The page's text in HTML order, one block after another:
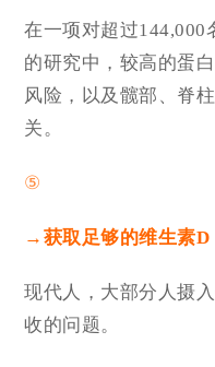
在一项对超过144,000
的研究中，较高的蛋
风险，以及髋部、脊
关。
⑤
→获取足够的维生素D
现代人，大部分人摄
收的问题。